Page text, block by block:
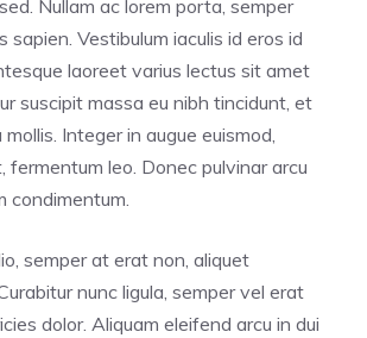
Nullam ac lorem porta, semper
sapien. Vestibulum iaculis id eros id
laoreet varius lectus sit amet
suscipit massa eu nibh tincidunt, et
Integer in augue euismod,
fermentum leo. Donec pulvinar arcu
condimentum.
semper at erat non, aliquet
nunc ligula, semper vel erat
dolor. Aliquam eleifend arcu in dui